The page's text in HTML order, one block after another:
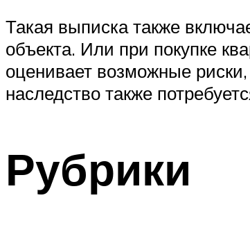
Такая выписка также
объекта. Или при покупке
оценивает возможные
наследство также
Рубрики